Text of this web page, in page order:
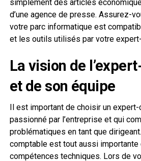
simplement des articles
d’une agence de presse. Assurez-
votre parc informatique est
et les outils utilisés par votre
La vision de
et de son équipe
Il est important de choisir un
passionné par l’entreprise et qui
problématiques en tant que
comptable est tout aussi importante
compétences techniques. Lors de